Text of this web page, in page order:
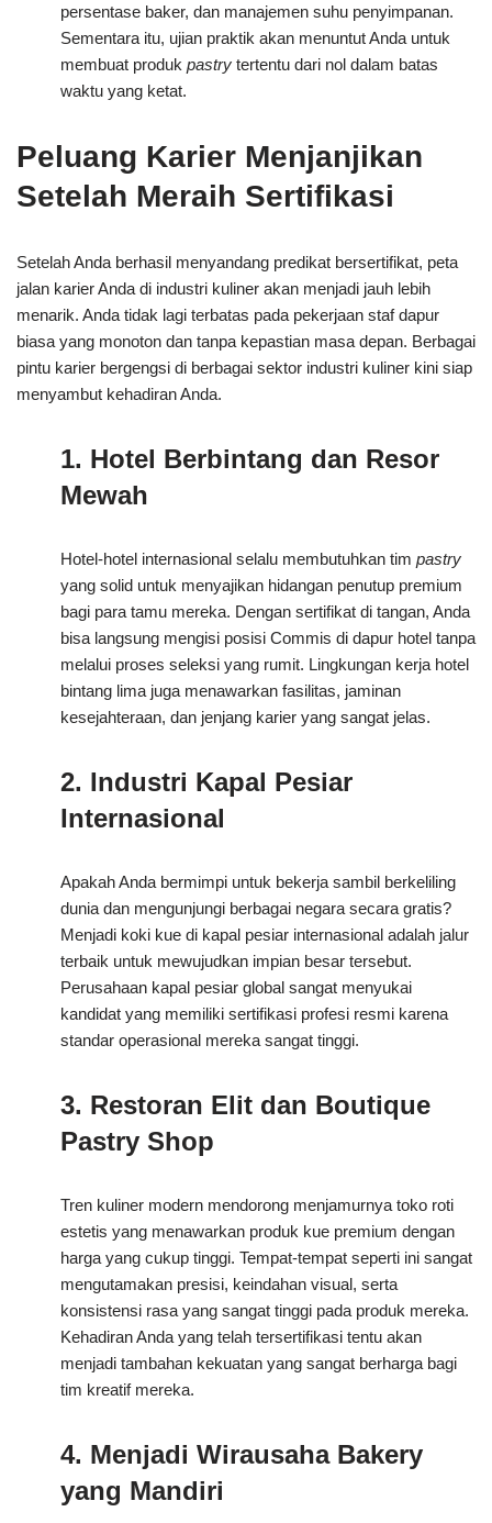
persentase baker, dan manajemen suhu penyimpanan.
Sementara itu, ujian praktik akan menuntut Anda untuk
membuat produk pastry tertentu dari nol dalam batas
waktu yang ketat.
Peluang Karier Menjanjikan
Setelah Meraih Sertifikasi
Setelah Anda berhasil menyandang predikat bersertifikat, peta
jalan karier Anda di industri kuliner akan menjadi jauh lebih
menarik. Anda tidak lagi terbatas pada pekerjaan staf dapur
biasa yang monoton dan tanpa kepastian masa depan. Berbagai
pintu karier bergengsi di berbagai sektor industri kuliner kini siap
menyambut kehadiran Anda.
1. Hotel Berbintang dan Resor
Mewah
Hotel-hotel internasional selalu membutuhkan tim pastry
yang solid untuk menyajikan hidangan penutup premium
bagi para tamu mereka. Dengan sertifikat di tangan, Anda
bisa langsung mengisi posisi Commis di dapur hotel tanpa
melalui proses seleksi yang rumit. Lingkungan kerja hotel
bintang lima juga menawarkan fasilitas, jaminan
kesejahteraan, dan jenjang karier yang sangat jelas.
2. Industri Kapal Pesiar
Internasional
Apakah Anda bermimpi untuk bekerja sambil berkeliling
dunia dan mengunjungi berbagai negara secara gratis?
Menjadi koki kue di kapal pesiar internasional adalah jalur
terbaik untuk mewujudkan impian besar tersebut.
Perusahaan kapal pesiar global sangat menyukai
kandidat yang memiliki sertifikasi profesi resmi karena
standar operasional mereka sangat tinggi.
3. Restoran Elit dan Boutique
Pastry Shop
Tren kuliner modern mendorong menjamurnya toko roti
estetis yang menawarkan produk kue premium dengan
harga yang cukup tinggi. Tempat-tempat seperti ini sangat
mengutamakan presisi, keindahan visual, serta
konsistensi rasa yang sangat tinggi pada produk mereka.
Kehadiran Anda yang telah tersertifikasi tentu akan
menjadi tambahan kekuatan yang sangat berharga bagi
tim kreatif mereka.
4. Menjadi Wirausaha Bakery
yang Mandiri